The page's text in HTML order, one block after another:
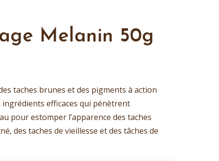
Melanin 50g
taches brunes et des pigments à action
ingrédients efficaces qui pénètrent
pour estomper l’apparence des taches
des taches de vieillesse et des tâches de